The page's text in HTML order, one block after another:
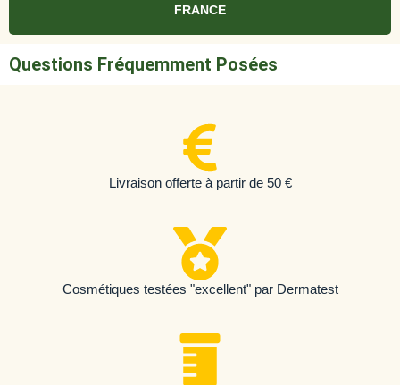
FRANCE
Questions Fréquemment Posées
Livraison offerte à partir de 50 €
Cosmétiques testées "excellent" par Dermatest